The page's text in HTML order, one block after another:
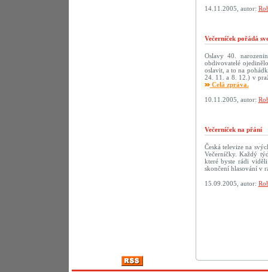
14.11.2005, autor:
Večerníček pořádá
Oslavy 40.
obdivovatelé
oslavit, a to na
24. 11. a 8. 12.) v
Celá zpráva.
10.11.2005, autor:
Večerníček na přání
Česká televize na
Večerníčky. Každý
které byste rádi
skončení hlasování v
15.09.2005, autor: